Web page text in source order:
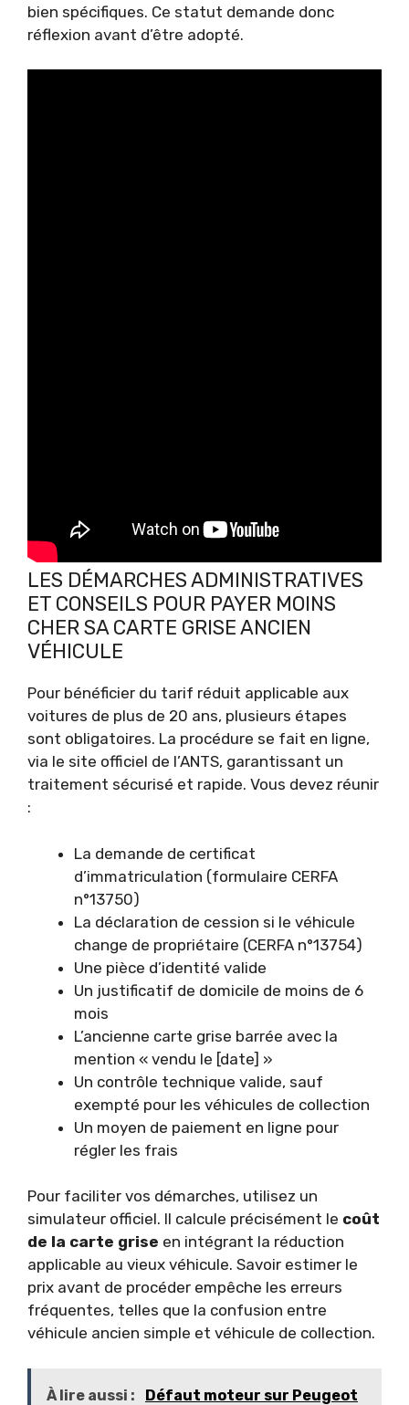
bien spécifiques. Ce statut demande donc
réflexion avant d’être adopté.
LES DÉMARCHES ADMINISTRATIVES
ET CONSEILS POUR PAYER MOINS
CHER SA CARTE GRISE ANCIEN
VÉHICULE
Pour bénéficier du tarif réduit applicable aux
voitures de plus de 20 ans, plusieurs étapes
sont obligatoires. La procédure se fait en ligne,
via le site officiel de l’ANTS, garantissant un
traitement sécurisé et rapide. Vous devez réunir
:
La demande de certificat
d’immatriculation (formulaire CERFA
n°13750)
La déclaration de cession si le véhicule
change de propriétaire (CERFA n°13754)
Une pièce d’identité valide
Un justificatif de domicile de moins de 6
mois
L’ancienne carte grise barrée avec la
mention « vendu le [date] »
Un contrôle technique valide, sauf
exempté pour les véhicules de collection
Un moyen de paiement en ligne pour
régler les frais
Pour faciliter vos démarches, utilisez un
simulateur officiel. Il calcule précisément le coût
de la carte grise en intégrant la réduction
applicable au vieux véhicule. Savoir estimer le
prix avant de procéder empêche les erreurs
fréquentes, telles que la confusion entre
véhicule ancien simple et véhicule de collection.
À lire aussi :
Défaut moteur sur Peugeot